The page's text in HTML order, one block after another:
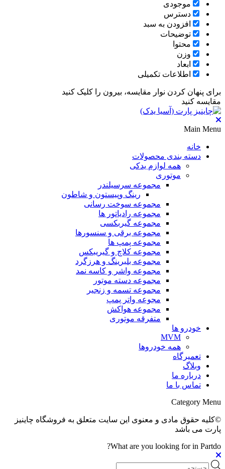
موجودی
دسترس
افزودن به سبد
توضیحات
محتوا
وزن
ابعاد
اطلاعات تکمیلی
برای پنهان کردن نوار مقایسه، بیرون را کلیک کنید
مقایسه کنید
Main Menu
خانه
دسته بندی محصولات
همه لوازم یدکی
موتوری
مجموعه سرسیلندر
رینگ وپیستون و شاطون
مجموعه سوخت رسانی
مجموعه رادیاتور ها
مجموعه گیربکسی
مجموعه برقی و سنسورها
مجموعه پمپ ها
مجموعه کلاچ و گیریبکس
مجموعه بلبرینگ و هرزگرد
مجموعه واشر و کاسه نمد
مجموعه دسته موتور
مجموعه تسمه و زنجیر
مجوعه واتر پمپ
مجموعه هواکش
متفرقه موتوری
خودرو ها
MVM
همه خودروها
تعمیرگاه
وبلاگ
درباره ما
تماس با ما
Category Menu
©کلیه حقوق مادی و معنوی این سایت متعلق به فروشگاه چاینیز
پارت می باشد
What are you looking for in Partdo?
Products